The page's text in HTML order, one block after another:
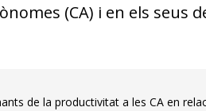
(CA) i en els seus
de la productivitat a les CA en